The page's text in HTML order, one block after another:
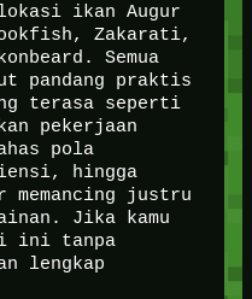
ikan Augur
Zakarati,
Semua
pandang praktis
terasa seperti
pekerjaan
pola
hingga
justru
Jika kamu
ini tanpa
lengkap